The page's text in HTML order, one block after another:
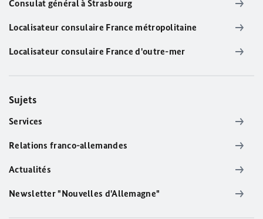
Consulat général à Strasbourg
Localisateur consulaire France métropolitaine
Localisateur consulaire France d'outre-mer
Sujets
Services
Relations franco-allemandes
Actualités
Newsletter "Nouvelles d'Allemagne"